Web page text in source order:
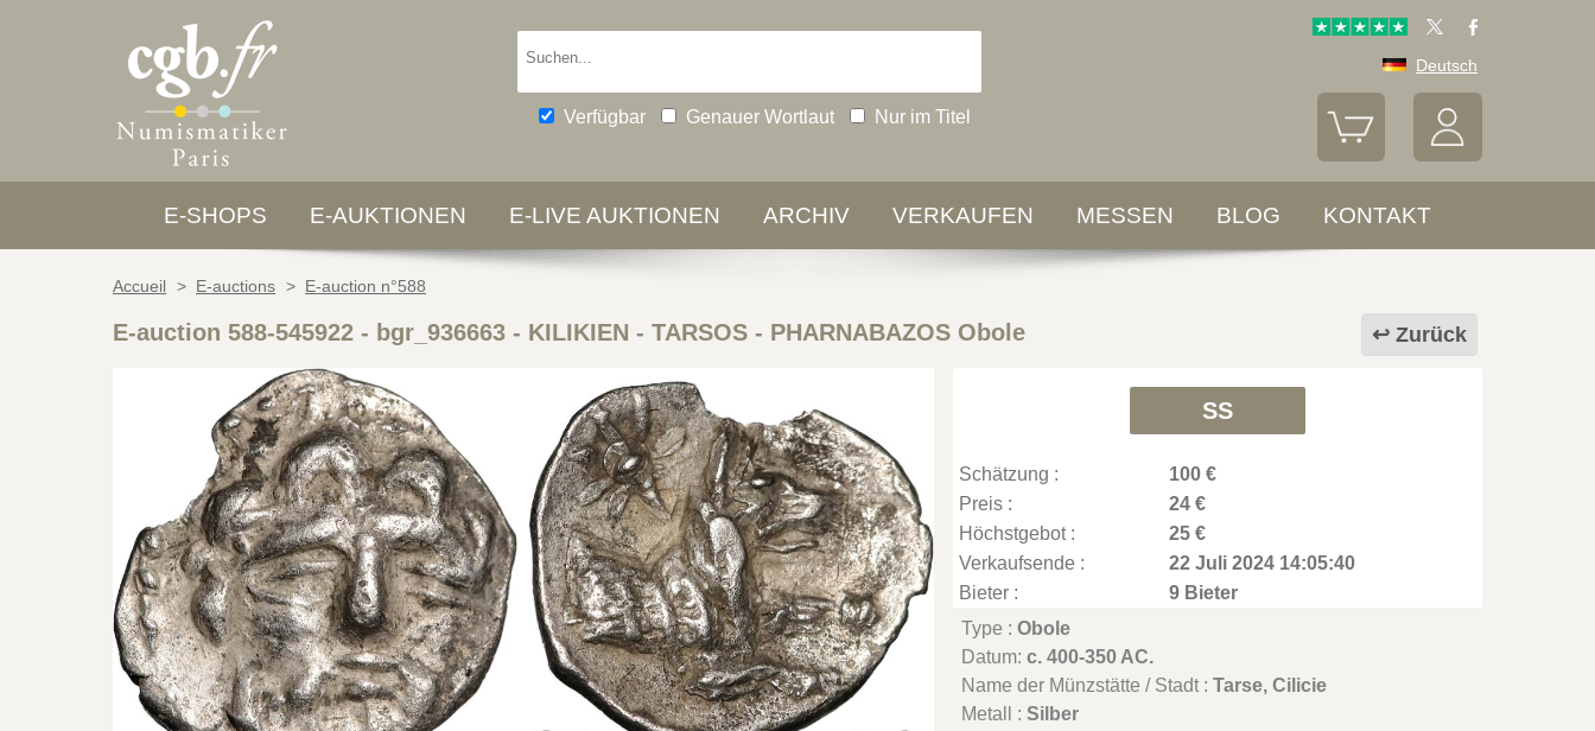
Verfügbar Genauer Wortlaut Nur im Titel
Deutsch
E-SHOPS E-AUKTIONEN E-LIVE AUKTIONEN ARCHIV VERKAUFEN MESSEN BLOG KONTAKT
Accueil > E-auctions > E-auction n°588
Zurück
E-auction 588-545922 - bgr_936663 - KILIKIEN - TARSOS - PHARNABAZOS Obole
SS
Schätzung :
100 €
Preis :
24 €
Höchstgebot :
25 €
Verkaufsende :
22 Juli 2024 14:05:40
Bieter :
9 Bieter
Type :Obole
Datum:c. 400-350 AC.
Name der Münzstätte / Stadt :Tarse, Cilicie
Metall :Silber